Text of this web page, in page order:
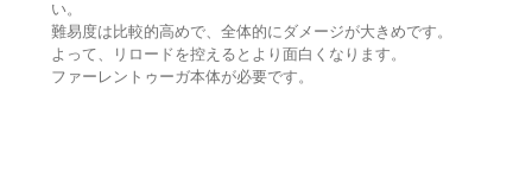
い。
難易度は比較的高めで、全体的にダメージが大きめです。
よって、リロードを控えるとより面白くなります。
ファーレントゥーガ本体が必要です。